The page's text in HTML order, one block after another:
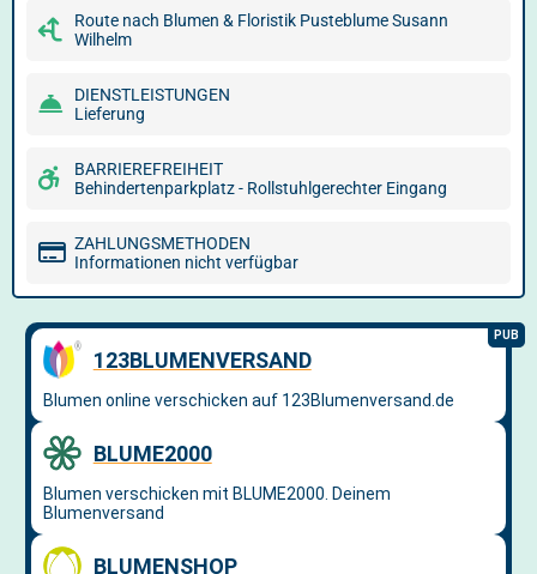
Route nach Blumen & Floristik Pusteblume Susann
Wilhelm
DIENSTLEISTUNGEN
Lieferung
BARRIEREFREIHEIT
Behindertenparkplatz - Rollstuhlgerechter Eingang
ZAHLUNGSMETHODEN
Informationen nicht verfügbar